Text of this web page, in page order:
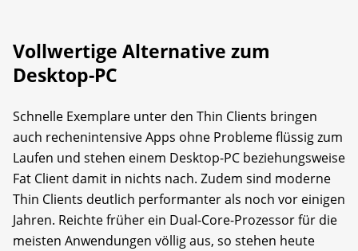
Vollwertige Alternative zum
Desktop-PC
Schnelle Exemplare unter den Thin Clients bringen
auch rechenintensive Apps ohne Probleme flüssig zum
Laufen und stehen einem Desktop-PC beziehungsweise
Fat Client damit in nichts nach. Zudem sind moderne
Thin Clients deutlich performanter als noch vor einigen
Jahren. Reichte früher ein Dual-Core-Prozessor für die
meisten Anwendungen völlig aus, so stehen heute